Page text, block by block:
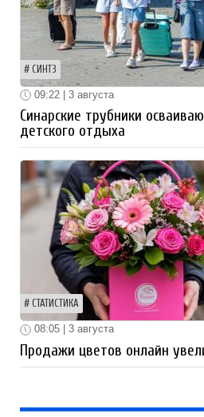
СИНТЗ
09:22 | 3 августа
Синарские трубники
детского отдыха
СТАТИСТИКА
08:05 | 3 августа
Продажи цветов онлайн